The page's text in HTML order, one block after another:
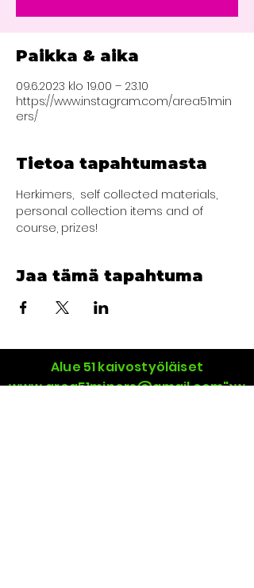
Paikka & aika
09.6.2023 klo 19.00 – 23.10
https://www.instagram.com/area51min
ers/
Tietoa tapahtumasta
Herkimers,  self collected materials,
personal collection items and of
course, prizes!
Jaa tämä tapahtuma
Alue 51 kaivostyöläiset
www.area51miners@gmail.com">w